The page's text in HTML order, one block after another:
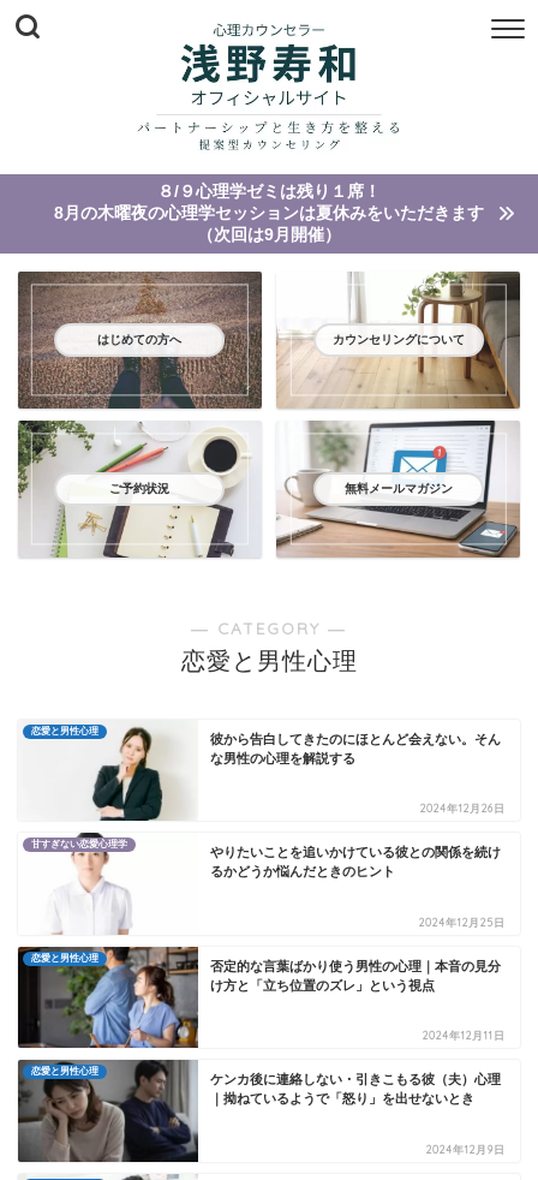
８/９心理学ゼミは残り１席！
8月の木曜夜の心理学セッションは夏休みをいただきます
（次回は9月開催）
はじめての方へ カウンセリングについて
ご予約状況 無料メールマガジン
― CATEGORY ―
恋愛と男性心理
恋愛と男性心理
彼から告白してきたのにほとんど会えない。そん
な男性の心理を解説する
2024年12月26日
甘すぎない恋愛心理学
やりたいことを追いかけている彼との関係を続け
るかどうか悩んだときのヒント
2024年12月25日
恋愛と男性心理
否定的な言葉ばかり使う男性の心理｜本音の見分
け方と「立ち位置のズレ」という視点
2024年12月11日
恋愛と男性心理
ケンカ後に連絡しない・引きこもる彼（夫）心理
｜拗ねているようで「怒り」を出せないとき
2024年12月9日